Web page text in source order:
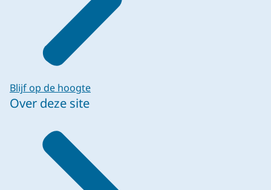
Blijf op de hoogte
Over deze site